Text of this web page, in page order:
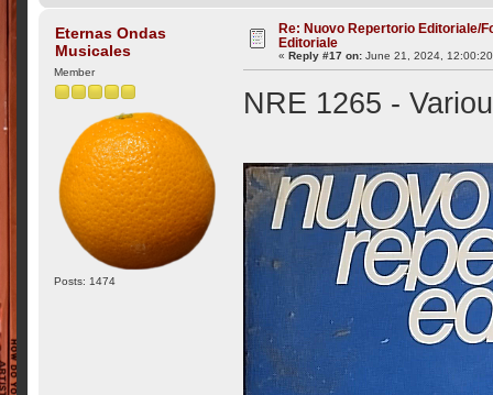
Eternas Ondas
Musicales
Member
Posts: 1474
Re: Nuovo Repertorio Editoriale/
Editoriale
«Reply #17 on: June 21, 2024,
NRE 1265 -